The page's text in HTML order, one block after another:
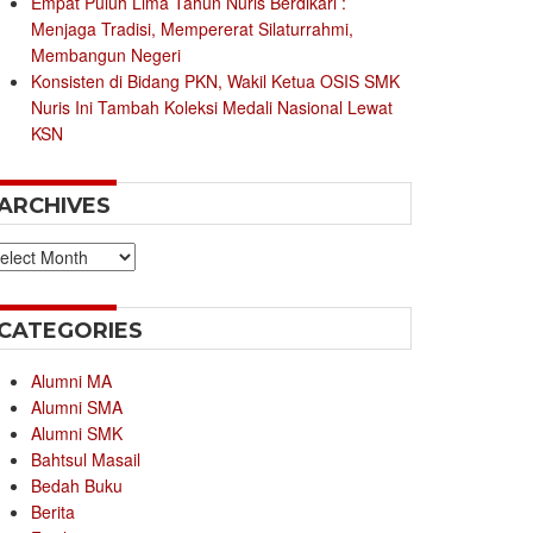
Menjaga Tradisi, Mempererat Silaturrahmi,
Membangun Negeri
Konsisten di Bidang PKN, Wakil Ketua OSIS SMK
Nuris Ini Tambah Koleksi Medali Nasional Lewat
KSN
Alumni MA
Alumni SMA
Alumni SMK
Bahtsul Masail
Bedah Buku
Berita